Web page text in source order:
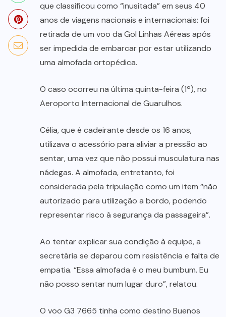
que classificou como “inusitada” em seus 40
anos de viagens nacionais e internacionais: foi
retirada de um voo da Gol Linhas Aéreas após
ser impedida de embarcar por estar utilizando
uma almofada ortopédica.
O caso ocorreu na última quinta-feira (1º), no
Aeroporto Internacional de Guarulhos.
Célia, que é cadeirante desde os 16 anos,
utilizava o acessório para aliviar a pressão ao
sentar, uma vez que não possui musculatura nas
nádegas. A almofada, entretanto, foi
considerada pela tripulação como um item “não
autorizado para utilização a bordo, podendo
representar risco à segurança da passageira”.
Ao tentar explicar sua condição à equipe, a
secretária se deparou com resistência e falta de
empatia. “Essa almofada é o meu bumbum. Eu
não posso sentar num lugar duro”, relatou.
O voo G3 7665 tinha como destino Buenos